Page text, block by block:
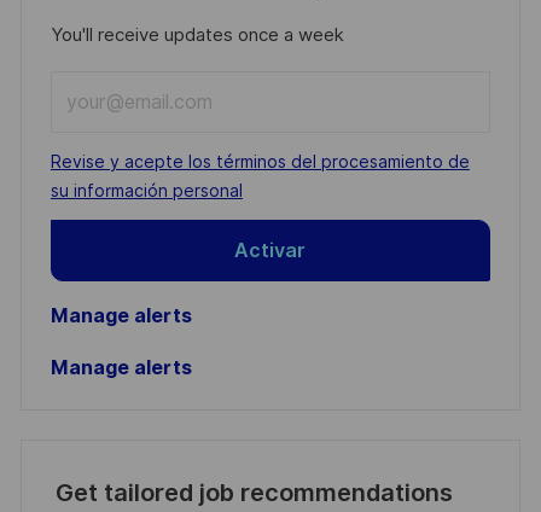
You'll receive updates once a week
Email
address
(Required)
Required
Revise y acepte los términos del procesamiento de
su información personal
Activar
Manage alerts
Manage alerts
Get tailored job recommendations